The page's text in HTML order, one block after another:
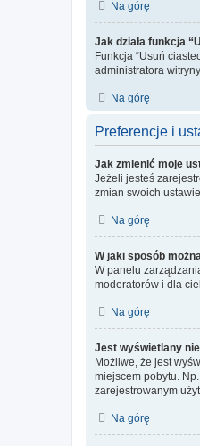
Na górę
Jak działa funkcja
Funkcja “Usuń
administratora
Na górę
Preferencje i
Jak zmienić moje
Jeżeli jesteś
zmian swoich
Na górę
W jaki sposób
W panelu
moderatorów i dla
Na górę
Jest wyświetlany
Możliwe, że jest
miejscem pobytu.
zarejestrowanym
Na górę